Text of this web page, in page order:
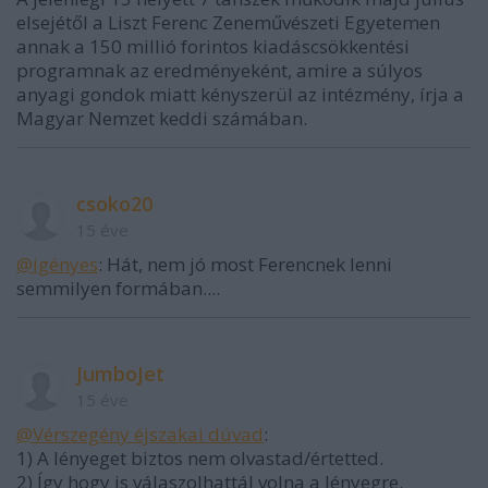
elsejétől a Liszt Ferenc Zeneművészeti Egyetemen
annak a 150 millió forintos kiadáscsökkentési
programnak az eredményeként, amire a súlyos
anyagi gondok miatt kényszerül az intézmény, írja a
Magyar Nemzet keddi számában.
csoko20
@igényes: Hát, nem jó most Ferencnek lenni
semmilyen formában....
JumboJet
@Vérszegény éjszakai dúvad:
1) A lényeget biztos nem olvastad/értetted.
2) Így hogy is válaszolhattál volna a lényegre.